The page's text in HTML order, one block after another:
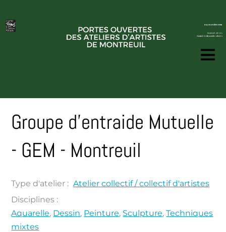
Groupe d'entraide Mutuelle
- GEM - Montreuil
Type d'atelier : Atelier collectif / collectif d'artistes
Disciplines :
Aquarelle, Dessin, Peinture, Sculpture,Techniques
mixtes